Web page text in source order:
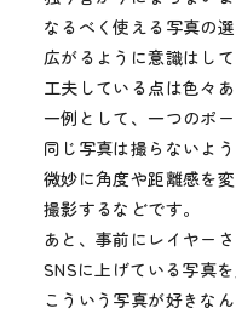
なるべく使える写真の
広がるように意識はして
工夫している点は色々あ
一例として、一つのポ
同じ写真は撮らないよう
微妙に角度や距離感を
撮影するなどです。
あと、事前にレイヤー
SNSに上げている写真を
こういう写真が好きな